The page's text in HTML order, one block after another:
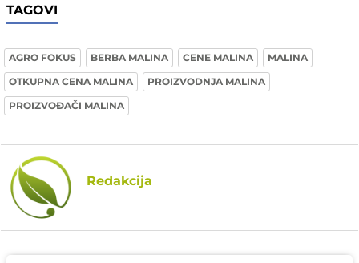
TAGOVI
AGRO FOKUS BERBA MALINA CENE MALINA
MALINA
OTKUPNA CENA MALINA
PROIZVODNJA MALINA
PROIZVOĐAČI MALINA
Redakcija